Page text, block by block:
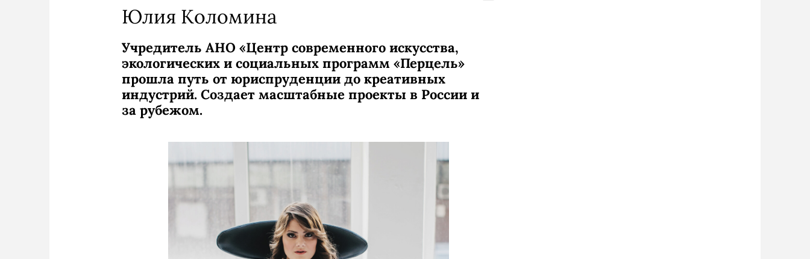
Юлия Коломина
Учредитель АНО «Центр современного искусства,
экологических и социальных программ «Перцель»
прошла путь от юриспруденции до креативных
индустрий. Создает масштабные проекты в России и
за рубежом.